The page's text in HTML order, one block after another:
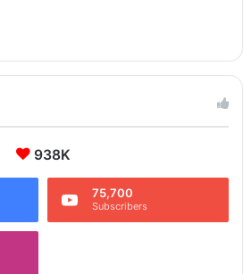
938K
75,700
Subscribers